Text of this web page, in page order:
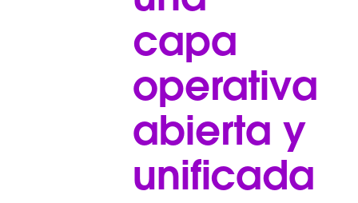
capa
operativa
abierta y
unificada